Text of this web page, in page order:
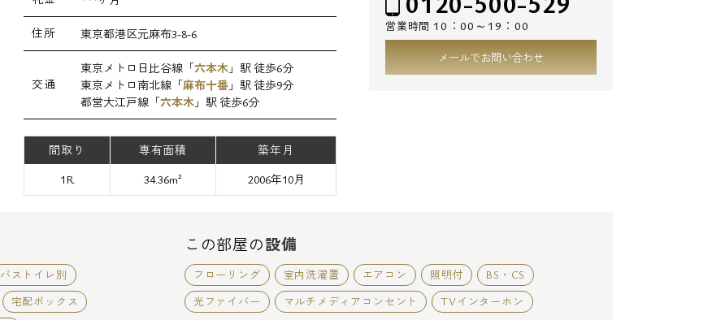
住所 東京都港区元麻布3-8-6
交通
東京メトロ日比谷線「六本木 」駅 徒歩6分
東京メトロ南北線「麻布十番 」駅 徒歩9分
都営大江戸線「六本木 」駅 徒歩6分
間取り 専有面積
築年月
1R
34.36m² 2006年10月
営業時間 10：00～19：00
メールでお問い合わせ
バストイレ別
宅配ボックス
この部屋の設備
フローリング 室内洗濯置 エアコン 照明付
BS・CS
光ファイバー
マルチメディアコンセント TVインターホン